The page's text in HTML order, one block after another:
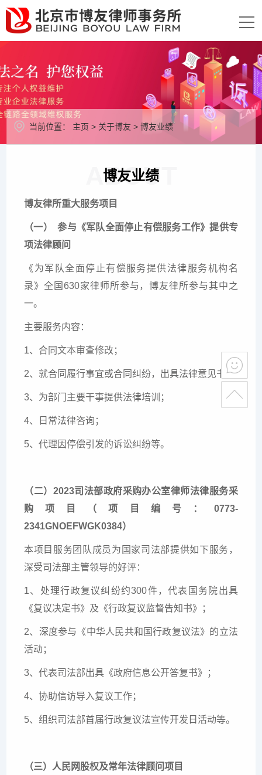
当前位置： 主页 > 关于博友 >博友业绩
ABOUT
博友业绩
博友律所重大服务项目
（一）
参与《军队全面停止有偿服务工作》提供专
项法律顾问
《为军队全面停止有偿服务提供法律服务机构名
录》全国630家律师所参与，博友律所参与其中之
一。
主要服务内容：
1、合同文本审查修改；
2、就合同履行事宜或合同纠纷，出具法律意见书；
3、为部门主要干事提供法律培训；
4、日常法律咨询；
5、代理因停偿引发的诉讼纠纷等。
（二）2023司法部政府采购办公室律师法律服务采
购项目（项目编号：0773-
2341GNOEFWGK0384）
本项目服务团队成员为国家司法部提供如下服务，
深受司法部主管领导的好评：
1、处理行政复议纠纷约300件，代表国务院出具
《复议决定书》及《行政复议监督告知书》；
2、深度参与《中华人民共和国行政复议法》的立法
活动；
3、代表司法部出具《政府信息公开答复书》；
4、协助信访导入复议工作；
5、组织司法部首届行政复议法宣传开发日活动等。
（三）人民网股权及常年法律顾问项目